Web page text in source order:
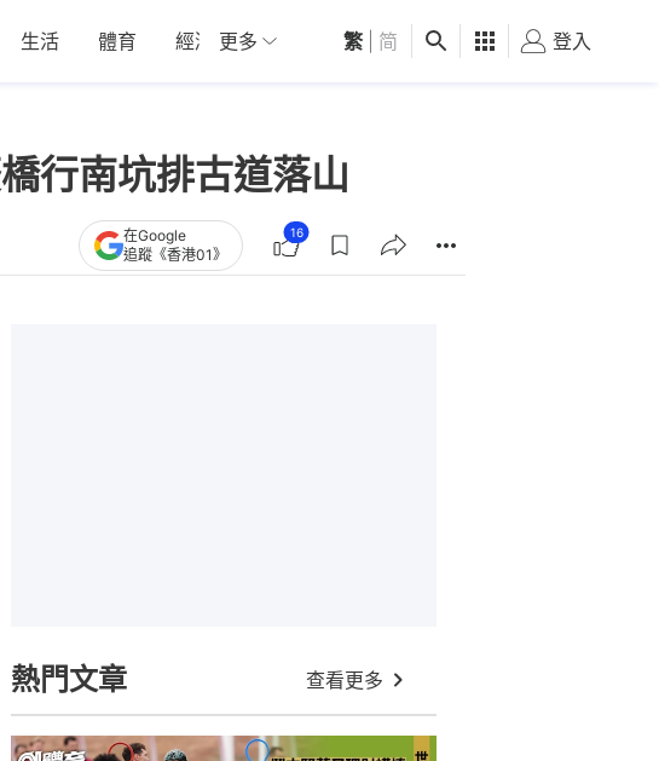
生活 體育 經濟 01深圳 觀點 健康 好食玩飛
更多 繁 简 登入
行南坑排古道落山
在Google
追蹤《香港01》
16
熱門文章 查看更多